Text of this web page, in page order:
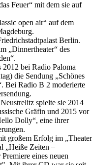
Feuer“ mit dem sie auf
open air“ auf dem
Berlin.
„Dinnertheater“ des
2012 bei Radio Paloma
die Sendung „Schönes
Bei Radio B 2 moderierte
spielte sie 2014
Gräfin und 2015 vor
Dolly“, eine ihrer
großem Erfolg im „Theater
„Heiße Zeiten –
eines neuen